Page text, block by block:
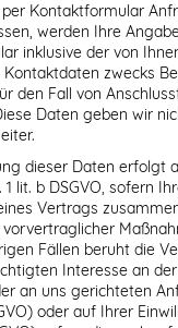
Kontaktformular
werden Ihre
inklusive der von
zwecks
den Fall von
Daten geben wir
dieser Daten erfolgt
1 lit. b DSGVO, sofern
Vertrags
Fällen beruht die
Interesse an
an uns gerichteten
oder auf Ihrer